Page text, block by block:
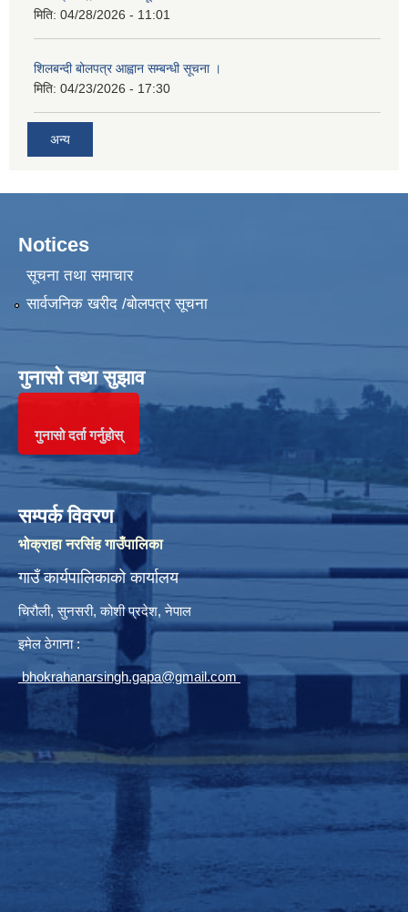
मिति: 04/28/2026 - 11:01
शिलबन्दी बोलपत्र आह्वान सम्बन्धी सूचना ।
मिति: 04/23/2026 - 17:30
अन्य
Notices
सूचना तथा समाचार
सार्वजनिक खरीद /बोलपत्र सूचना
गुनासो तथा सुझाव
गुनासो दर्ता गर्नुहोस्
सम्पर्क विवरण
भोक्राहा नरसिंह गाउँपालिका
गाउँ कार्यपालिकाको कार्यालय
चिरौली, सुनसरी, कोशी प्रदेश, नेपाल
इमेल ठेगाना :
bhokrahanarsingh.gapa@gmail.com